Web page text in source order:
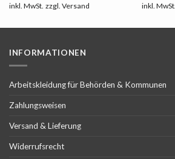
inkl. MwSt. zzgl. Versand inkl. MwSt.
INFORMATIONEN
Arbeitskleidung für Behörden & Kommunen
Zahlungsweisen
Versand & Lieferung
Widerrufsrecht